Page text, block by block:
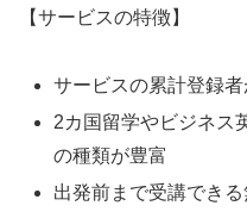
【サービスの特徴】
サービスの累計登録者
2カ国留学やビジネス
の種類が豊富
出発前まで受講でき